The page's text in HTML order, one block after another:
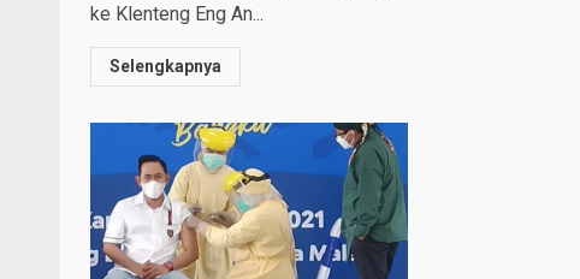
ke Klenteng Eng An...
Selengkapnya